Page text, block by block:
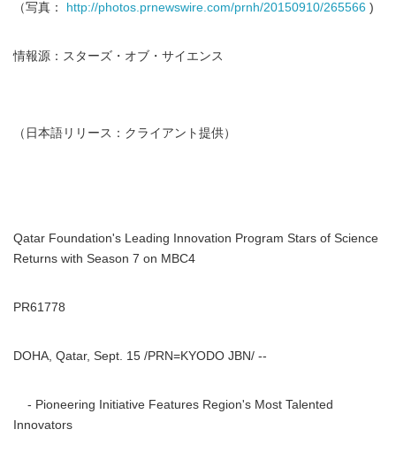
（写真： http://photos.prnewswire.com/prnh/20150910/265566 )
情報源：スターズ・オブ・サイエンス
（日本語リリース：クライアント提供）
Qatar Foundation's Leading Innovation Program Stars of Science
Returns with Season 7 on MBC4
PR61778
DOHA, Qatar, Sept. 15 /PRN=KYODO JBN/ --
- Pioneering Initiative Features Region's Most Talented
Innovators